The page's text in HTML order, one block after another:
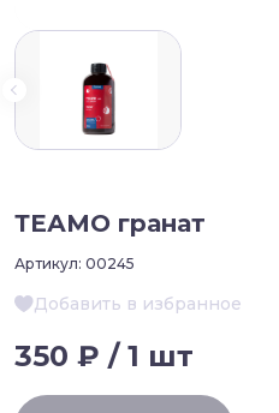
ТЕАМО гранат
Артикул: 00245
Добавить в избранное
350 ₽ / 1 шт